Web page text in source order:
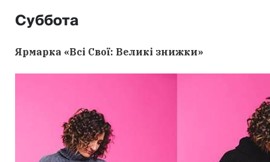
Суббота
Ярмарка «Всі Свої: Великі знижки»